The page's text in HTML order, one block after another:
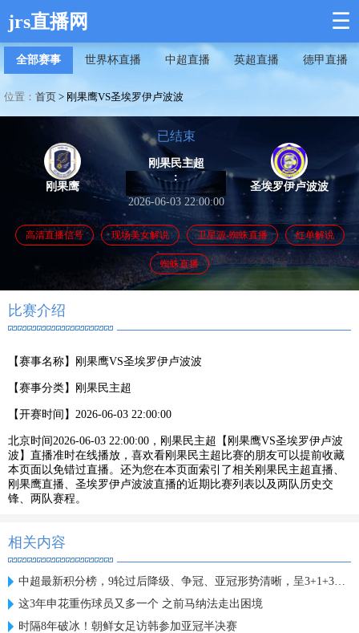
jrs直播网 ☰
全部赛事 世界杯直播 中超直播 英超直播 德甲直播
位置： 首页 > 刚果鹰VS圣埃罗伊卢波波
刚果鹰
已结束
刚果民主超
:
2026-06-03 22:00:00
圣埃罗伊卢波波
高清直播信号 现场美女解说 卫星源-蜘蛛直播 红单解说
蜘蛛直播
比赛介绍
【赛事名称】 刚果鹰VS圣埃罗伊卢波波
【赛事分类】 刚果民主超
【开赛时间】 2026-06-03 22:00:00
北京时间2026-06-03 22:00:00，刚果民主超【刚果鹰VS圣埃罗伊卢波
波】直播准时在线播放，喜欢看刚果民主超比赛的朋友可以提前收藏
本页面以免错过直播。还为您在本页面索引了相关刚果民主超直播、
刚果鹰直播、圣埃罗伊卢波波直播的近期比赛列表以及两队历史交
锋、两队赛程。
相关内容
中超最新积分榜，9轮过后降级、争冠、亚冠形势清晰，呈3+1+3格局
这3年申花重伤球员又多一个 之前马纳法走出困境
时隔8年破冰！朝鲜女足访韩参加亚冠半决赛